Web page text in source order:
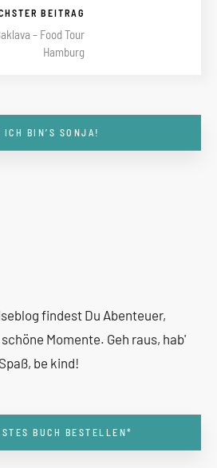
BEITRAG
– Food Tour
Hamburg
ICH BIN’S SONJA!
findest Du Abenteuer,
Momente. Geh raus, hab'
Spaß, be kind!
BUCH BESTELLEN*